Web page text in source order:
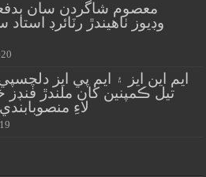
معصوم شاگردن سان
وڊيوز ٺاھيندڙ رٽائرڊ
ايم اين ايز ۽ ايم پي ايز
تيل ڪمپنين کان ملندڙ
لاءِ